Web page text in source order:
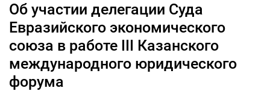
Об участии делегации Суда
Евразийского экономического
союза в работе III Казанского
международного юридического
форума